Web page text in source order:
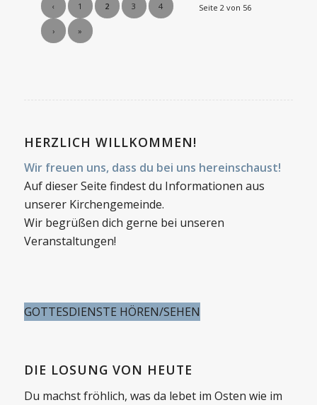
Seite 2 von 56
‹ 1 2 3 4
› »
HERZLICH WILLKOMMEN!
Wir freuen uns, dass du bei uns hereinschaust!
Auf dieser Seite findest du Informationen aus
unserer Kirchengemeinde.
Wir begrüßen dich gerne bei unseren
Veranstaltungen!
GOTTESDIENSTE HÖREN/SEHEN
DIE LOSUNG VON HEUTE
Du machst fröhlich, was da lebet im Osten wie im